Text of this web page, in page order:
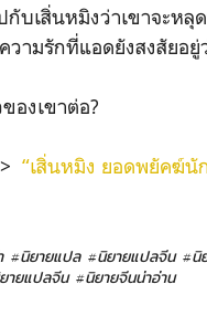
บเสิ่นหมิงว่าเขาจะห
วามรักที่แอดยังสงสัยอ
องเขาต่อ?
“เสิ่นหมิง ยอดพยัคฆ์นั
#นิยายแปล #นิยายแปลจีน #นิ
ายแปลจีน #นิยายจีนน่าอ่าน